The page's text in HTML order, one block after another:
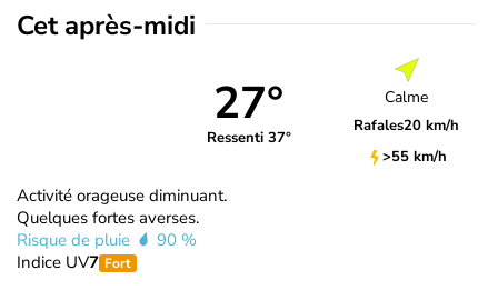
Cet après-midi
27°
Ressenti 37°
Calme
Rafales20 km/h
>55 km/h
Activité orageuse diminuant.
Quelques fortes averses.
Risque de pluie
90 %
Indice UV7 Fort